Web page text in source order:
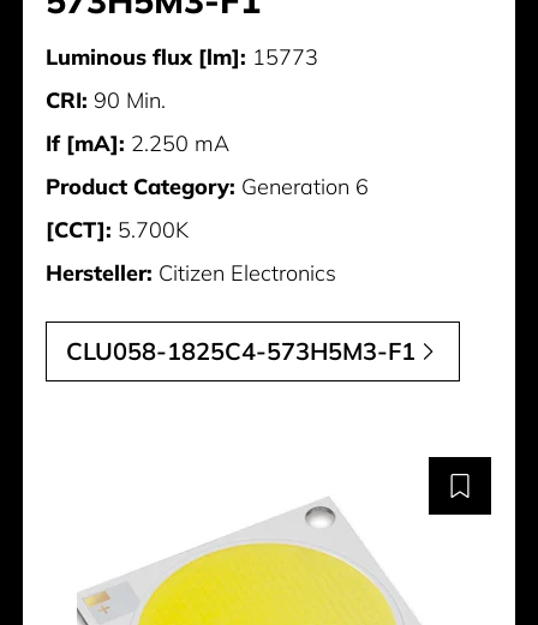
Luminous flux [lm]: 15773
CRI: 90 Min.
If [mA]: 2.250 mA
Product Category: Generation 6
[CCT]: 5.700K
Hersteller: Citizen Electronics
CLU058-1825C4-573H5M3-F1